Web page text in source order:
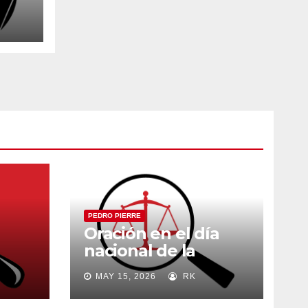
PEDRO PIERRE
Oración en el día
nacional de la
madre
MAY 15, 2026 RK